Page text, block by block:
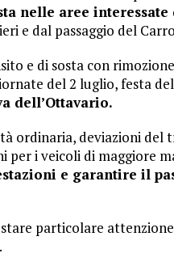
nelle aree interessate
e dal passaggio del
e di sosta con
del 2 luglio, festa
dell’Ottavario.
ordinaria, deviazioni del
i veicoli di maggiore
e garantire il
particolare